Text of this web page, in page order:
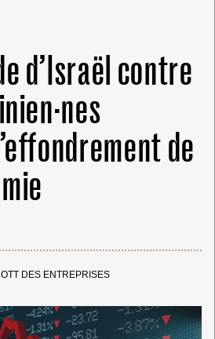
d’Israël contre
de
DES ENTREPRISES